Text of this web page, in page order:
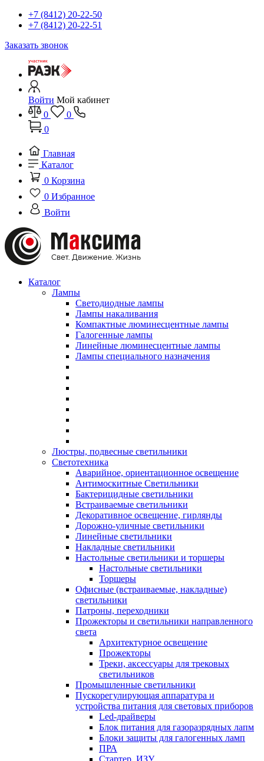
+7 (8412) 20-22-50
+7 (8412) 20-22-51
Заказать звонок
Войти Мой кабинет
0
0
0
Главная
Каталог
0 Корзина
0 Избранное
Войти
Каталог
Лампы
Светодиодные лампы
Лампы накаливания
Компактные люминесцентные лампы
Галогенные лампы
Линейные люминесцентные лампы
Лампы специального назначения
Люстры, подвесные светильники
Светотехника
Аварийное, ориентационное освещение
Антимоскитные Светильники
Бактерицидные светильники
Встраиваемые светильники
Декоративное освещение, гирлянды
Дорожно-уличные светильники
Линейные светильники
Накладные светильники
Настольные светильники и торшеры
Настольные светильники
Торшеры
Офисные (встраиваемые, накладные)
светильники
Патроны, переходники
Прожекторы и светильники направленного
света
Архитектурное освещение
Прожекторы
Треки, аксессуары для трековых
светильников
Промышленные светильники
Пускорегулирующая аппаратура и
устройства питания для световых приборов
Led-драйверы
Блок питания для газоразрядных лапм
Блоки защиты для галогенных ламп
ПРА
Стартер, ИЗУ